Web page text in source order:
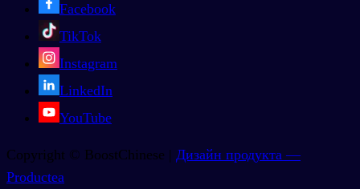
Facebook
TikTok
Instagram
LinkedIn
YouTube
Copyright © BoostChinese | Дизайн продукта —
Productea